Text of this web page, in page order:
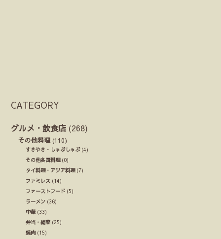
CATEGORY
グルメ・飲食店 (268)
その他料理 (110)
すきやき・しゃぶしゃぶ(4)
その他各国料理(0)
タイ料理・アジア料理(7)
ファミレス (14)
ファーストフード (5)
ラーメン (36)
中華(33)
弁当・総菜 (25)
焼肉 (15)